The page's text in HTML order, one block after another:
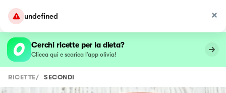
undefined
Cerchi ricette per la dieta?
Clicca qui e scarica l’app olivia!
RICETTE/ SECONDI